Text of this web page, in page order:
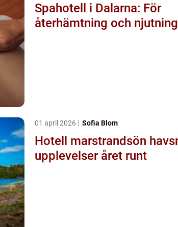
Spahotell i Dalarna: För
återhämtning och njutning
01 april 2026 Sofia Blom
Hotell marstrandsön havsnära
upplevelser året runt